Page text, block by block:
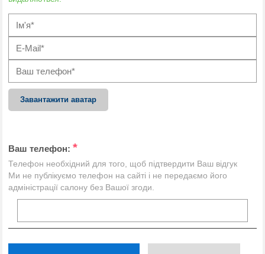
Завантажити аватар
Ваш телефон: *
Телефон необхідний для того, щоб підтвердити Ваш відгук
Ми не публікуємо телефон на сайті і не передаємо його
адміністрації салону без Вашої згоди.